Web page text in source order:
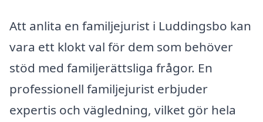
Att anlita en familjejurist i Luddingsbo kan
vara ett klokt val för dem som behöver
stöd med familjerättsliga frågor. En
professionell familjejurist erbjuder
expertis och vägledning, vilket gör hela